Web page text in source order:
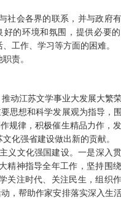
会各界的联系，并与政府
的环境和氛围，提供必要
工作、学习等方面的困难。
责。
江苏文学事业大发展大繁
思想和科学发展观为指导，围
规律，积极催生精品力作，
化强省建设做出新的贡献。
文化强国建设。一是深入
精神指导全年工作，坚持围
关注时代、关注民生，组织
，帮助作家安排落实深入生